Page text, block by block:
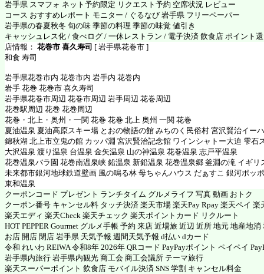
岩手県 スマフォ ネット予約限定 リクエスト予約 空席状況 レビュー
コース おすすめレポート モニター / ぐるなび 岩手県 フリーペーパー
岩手県の春夏秋冬 旬の味 季節の料理 季節の味覚 値引き
キャッシュレス化 / 食べログ / 一休レストラン / 電子決済 飲食店 ポイント
店情報： 花巻市 喜久寿司 [ 岩手県花巻市 ]
和食 寿司
岩手県花巻市内 花巻市内 岩手内 花巻内
岩手 花巻 花巻市 喜久寿司
岩手県花巻市周辺 花巻市周辺 岩手周辺 花巻周辺
花巻駅周辺 花巻 花巻周辺
花巻・北上・奥州・一関 花巻 花巻 北上 奥州 一関 花巻
夏油温泉 夏油高原スキー場 とおの物語の館 みちのく民俗村 宮沢賢治イー
錦秋湖 北上市立鬼の館 カッパ淵 宮沢賢治記念館 ワインシャトー大迫 雫石
大沢温泉 渡り温泉 台温泉 金矢温泉 山の神温泉 花巻温泉 志戸平温泉
花巻温泉バラ園 花巻南温泉峡 鉛温泉 新鉛温泉 花巻温泉郷 釜淵の滝 イギリ
未来都市銀河地球鉄道壁画 風の鳴る林 母ちゃんハウス だぁすこ 銀河ポッ
東和温泉
クーポンコード プレゼント ランチタイム グルメライフ 写真 動画 おトク
クーポン番号 キャンセル料 タッチ決済 楽天市場 楽天Pay Rpay 楽天ペイ 楽
楽天エディ 楽天Check 楽天チェック 楽天ポイントカード リクルート
HOT PEPPER Gourmet グルメ手帳 予約 来店 近場旅 近辺 近所 地元 地産地
お店 開店 閉店 岩手県 天気予報 週間天気予報 d払い dカード
令和 れいわ REIWA 令和8年 2026年 QRコード PayPayポイント ペイペイ
岩手県内旅行 岩手県内観光 商工会 商工会議所 テーマ旅行
楽天スーパーポイント 飲食店 モバイル決済 SNS 学割 キャンセル料金